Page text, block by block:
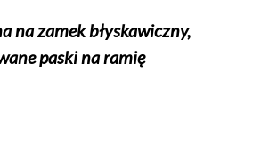
na zamek błyskawiczny,
paski na ramię